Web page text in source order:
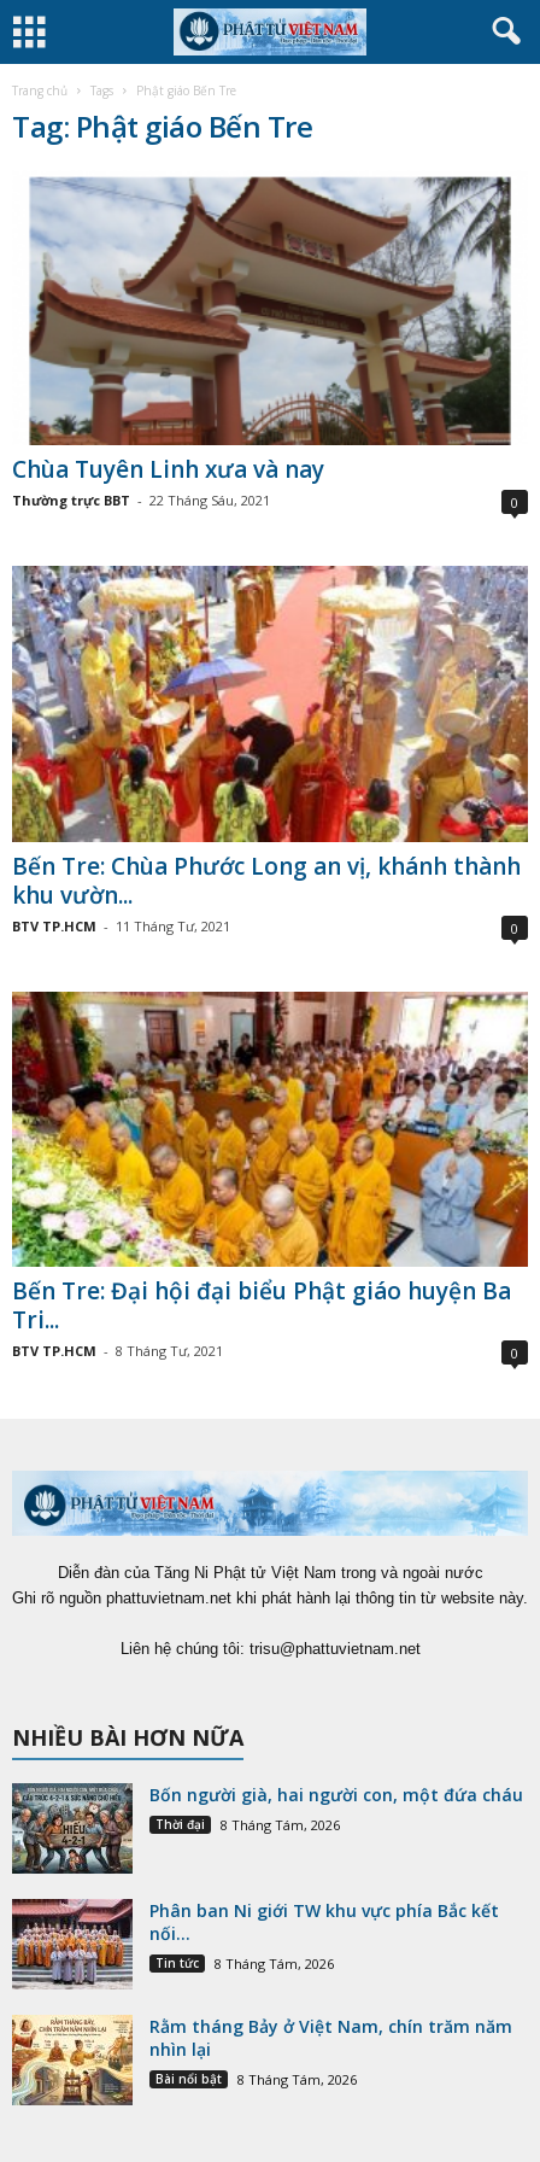
Trang chủ Tags Phật giáo Bến Tre
Tag: Phật giáo Bến Tre
Chùa Tuyên Linh xưa và nay
Thường trực BBT - 22 Tháng Sáu, 2021 0
Bến Tre: Chùa Phước Long an vị, khánh thành
khu vườn...
BTV TP.HCM - 11 Tháng Tư, 2021 0
Bến Tre: Đại hội đại biểu Phật giáo huyện Ba
Tri...
BTV TP.HCM - 8 Tháng Tư, 2021 0
Diễn đàn của Tăng Ni Phật tử Việt Nam trong và ngoài nước
Ghi rõ nguồn phattuvietnam.net khi phát hành lại thông tin từ website này.
Liên hệ chúng tôi: trisu@phattuvietnam.net
NHIỀU BÀI HƠN NỮA
Bốn người già, hai người con, một đứa cháu
Thời đại 8 Tháng Tám, 2026
Phân ban Ni giới TW khu vực phía Bắc kết
nối...
Tin tức 8 Tháng Tám, 2026
Rằm tháng Bảy ở Việt Nam, chín trăm năm
nhìn lại
Bài nổi bật 8 Tháng Tám, 2026